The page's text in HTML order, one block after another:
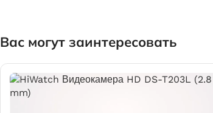
Вас могут заинтересовать